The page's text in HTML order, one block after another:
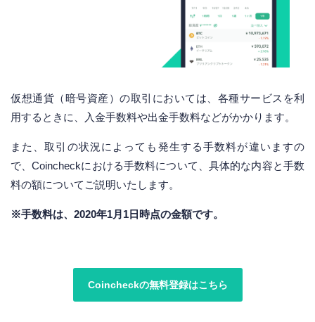
仮想通貨（暗号資産）の取引においては、各種サービスを利
用するときに、入金手数料や出金手数料などがかかります。
また、取引の状況によっても発生する手数料が違いますの
で、Coincheckにおける手数料について、具体的な内容と手数
料の額についてご説明いたします。
※手数料は、2020年1月1日時点の金額です。
Coincheckの無料登録はこちら